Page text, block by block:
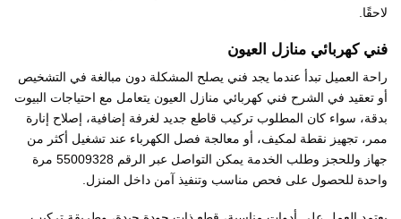
لاحقًا.
فني كهربائي منازل العيون
راحة العميل تبدأ عندما يجد فني يصلح المشكلة دون مبالغة في التشخيص
أو تعقيد في الشرح فني كهربائي منازل العيون يتعامل مع احتياجات البيوت
بدقة، سواء كان المطلوب تركيب قاطع جديد لغرفة إضافية، إصلاح إنارة
ممر، تجهيز نقطة لمكيف، أو معالجة فصل الكهرباء عند تشغيل أكثر من
جهاز وللحجز وطلب الخدمة يمكن التواصل عبر الرقم 55009328 مرة
واحدة للحصول على فحص مناسب وتنفيذ آمن داخل المنزل.